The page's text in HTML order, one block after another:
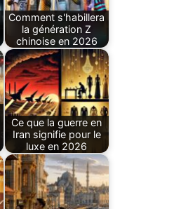
Comment s'habillera
la génération Z
chinoise en 2026
Ce que la guerre en
Iran signifie pour le
luxe en 2026